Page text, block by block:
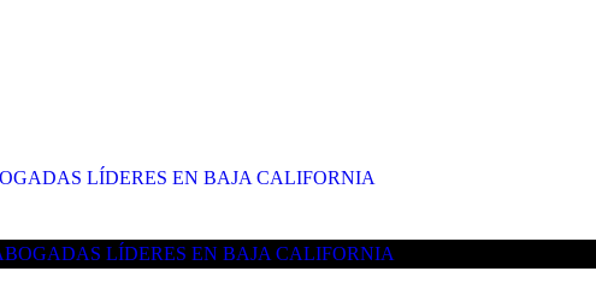
LÍDERES EN BAJA CALIFORNIA